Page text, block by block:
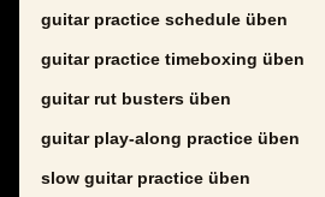
guitar practice schedule üben
guitar practice timeboxing üben
guitar rut busters üben
guitar play-along practice üben
slow guitar practice üben